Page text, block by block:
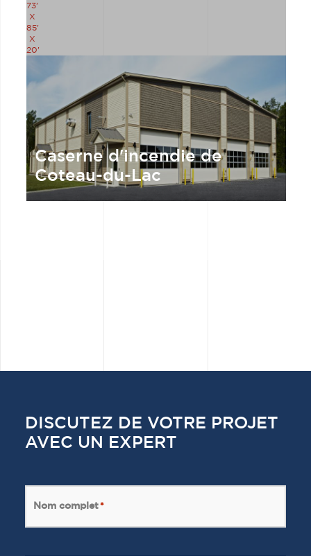
73'
X
85'
X
20'
Caserne d'incendie de
Coteau-du-Lac
DISCUTEZ DE VOTRE PROJET
AVEC UN EXPERT
Nom complet*